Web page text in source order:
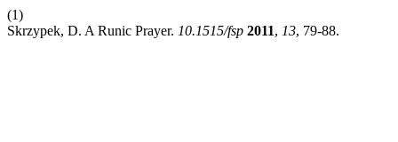
(1)
Skrzypek, D. A Runic Prayer. 10.1515/fsp 2011, 13, 79-88.